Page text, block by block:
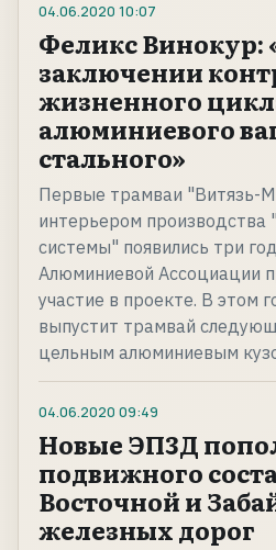
04.06.2020 10:07
Феликс Винокур:
заключении
жизненного
алюминиевого
стального»
Первые трамваи "Витязь-
интерьером
системы" появились три
Алюминиевой Ассоциации
участие в проекте. В этом
выпустит трамвай
цельным алюминиевым
04.06.2020 09:49
Новые ЭП3Д
подвижного
Восточной и
железных дорог